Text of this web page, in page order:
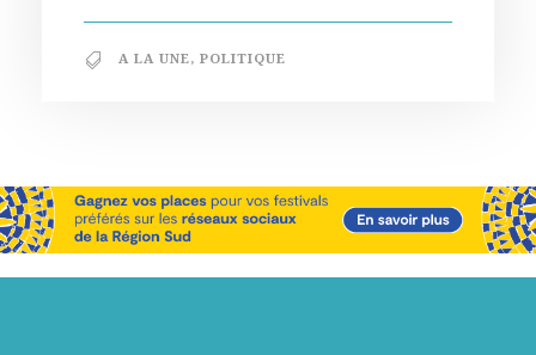
A LA UNE, POLITIQUE